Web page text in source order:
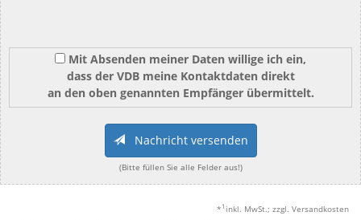
Mit Absenden meiner Daten willige ich ein,
dass der VDB meine Kontaktdaten direkt
an den oben genannten Empfänger übermittelt.
Nachricht versenden
(Bitte füllen Sie alle Felder aus!)
* 1 inkl. MwSt.; zzgl. Versandkosten